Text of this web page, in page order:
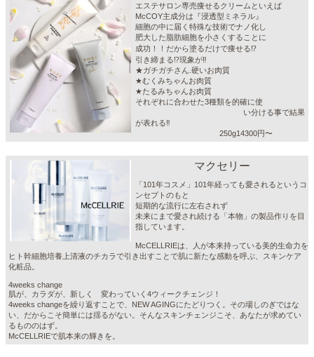
エステサロン専売痩せるクリームといえば
McCOY主成分は『浸透型ミネラル』
細胞の中に届く特殊な技術でナノ化し
肥大した脂肪細胞を小さくすることに
成功！！だから塗るだけで痩せる⁉️
引き締まる⁉️現象が‼️
★ガチガチさん.硬いお肉質
★むくみちゃんお肉質
★たるみちゃんお肉質
それぞれに合わせた3種類を的確に使
い分ける事で結果
が表れる‼️
250g14300円〜
マクセリー
「101年コスメ」101年経っても愛されるというコ
ンセプトのもと
短期的な流行に左右されず
未来にまで愛され続ける「本物」の製品作りを目
指しています。
McCELLRIEは、⼈が本来持っている美的⽣命⼒を
ヒト幹細胞培養上清液のチカラで引き出すことで肌に新たな感動を呼ぶ、スキンケア
化粧品。
4weeks change
肌が、カラダが、新しく 変わっていく4ウィークチェンジ！
4weeks changeを繰り返すことで、NEW AGINGにたどりつく。その場しのぎではな
い、だからこそ簡単には揺るがない。そんなスキンチェンジこそ、あなたが求めてい
るもののはず。
McCELLRIEで肌本来の輝きを。